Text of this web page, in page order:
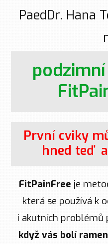
PaedDr. Hana
První cviky
hned teď
FitPainFree je
která se používá k
i akutních problémů
když vás bolí